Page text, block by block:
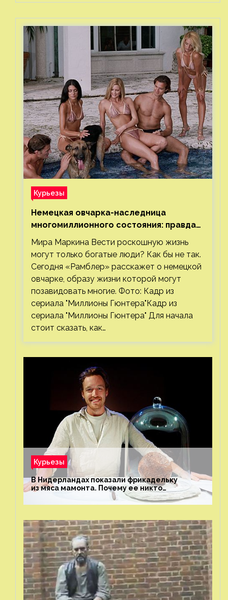
Курьезы
Немецкая овчарка-наследница
многомиллионного состояния: правда
или миф
Мира Маркина Вести роскошную жизнь
могут только богатые люди? Как бы не так.
Сегодня «Рамблер» расскажет о немецкой
овчарке, образу жизни которой могут
позавидовать многие. Фото: Кадр из
сериала "Миллионы Гюнтера"Кадр из
сериала "Миллионы Гюнтера" Для начала
стоит сказать, как…
Курьезы
В Нидерландах показали фрикадельку
из мяса мамонта. Почему ее никто